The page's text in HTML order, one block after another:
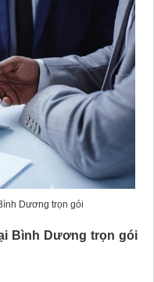
Dương trọn gói
Bình Dương trọn gói